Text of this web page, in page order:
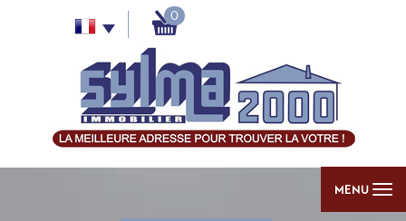
0
MENU